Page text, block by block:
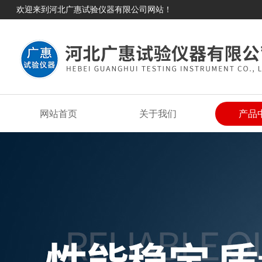
欢迎来到河北广惠试验仪器有限公司网站！
网站首页 关于我们 产品